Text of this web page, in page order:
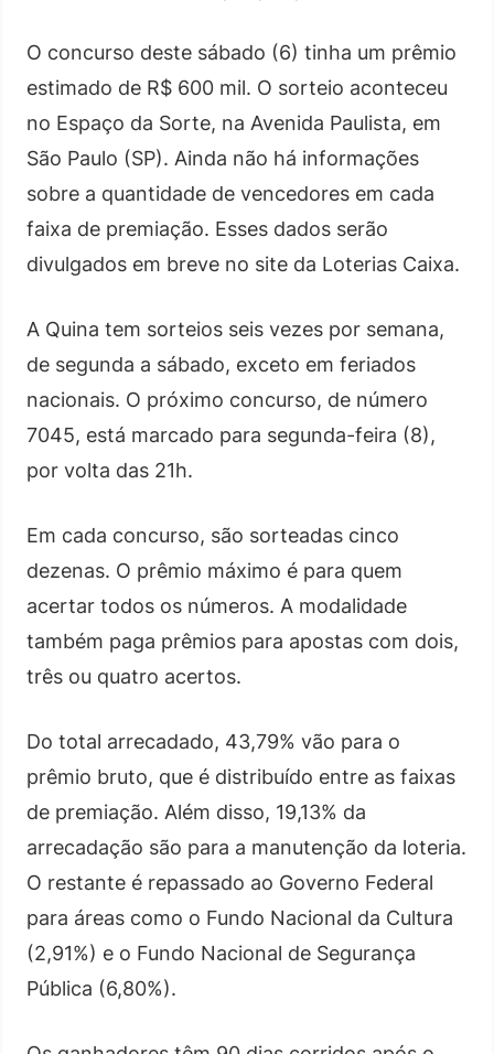
O concurso deste sábado (6) tinha um prêmio
estimado de R$ 600 mil. O sorteio aconteceu
no Espaço da Sorte, na Avenida Paulista, em
São Paulo (SP). Ainda não há informações
sobre a quantidade de vencedores em cada
faixa de premiação. Esses dados serão
divulgados em breve no site da Loterias Caixa.
A Quina tem sorteios seis vezes por semana,
de segunda a sábado, exceto em feriados
nacionais. O próximo concurso, de número
7045, está marcado para segunda-feira (8),
por volta das 21h.
Em cada concurso, são sorteadas cinco
dezenas. O prêmio máximo é para quem
acertar todos os números. A modalidade
também paga prêmios para apostas com dois,
três ou quatro acertos.
Do total arrecadado, 43,79% vão para o
prêmio bruto, que é distribuído entre as faixas
de premiação. Além disso, 19,13% da
arrecadação são para a manutenção da loteria.
O restante é repassado ao Governo Federal
para áreas como o Fundo Nacional da Cultura
(2,91%) e o Fundo Nacional de Segurança
Pública (6,80%).